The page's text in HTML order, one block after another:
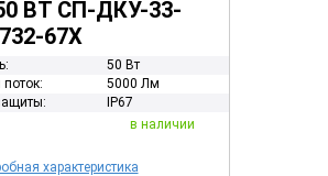
ВТ СП-ДКУ-33-
67Х
50 Вт
5000 Лм
IP67
в наличии
характеристика